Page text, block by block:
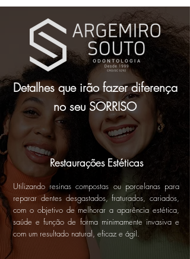
Detalhes que irão fazer diferença
no seu SORRISO
Restaurações Estéticas
Utilizando resinas compostas ou porcelanas para
reparar dentes desgastados, fraturados, cariados,
com o objetivo de melhorar a aparência estética,
saúde e função de forma minimamente invasiva e
com um resultado natural, eficaz e ágil.